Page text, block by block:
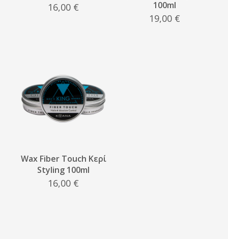
16,00 €
100ml
19,00 €
Wax Fiber Touch Κερί
Styling 100ml
16,00 €